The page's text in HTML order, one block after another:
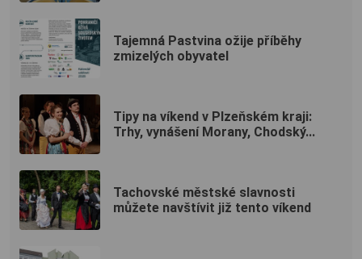
Tajemná Pastvina ožije příběhy
zmizelých obyvatel
Tipy na víkend v Plzeňském kraji:
Trhy, vynášení Morany, Chodský...
Tachovské městské slavnosti
můžete navštívit již tento víkend